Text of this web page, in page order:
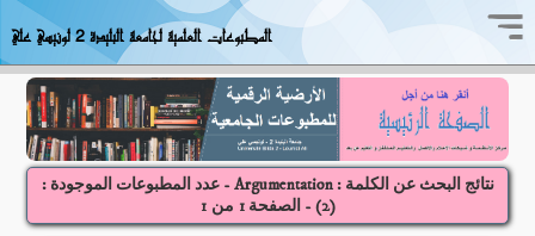
المطبوعات العلمية لجامعة البليدة 2 لونيسي علي
نتائج البحث عن الكلمة : Argumentation - عدد المطبوعات الموجودة :
(
2) - الصفحة1 من1